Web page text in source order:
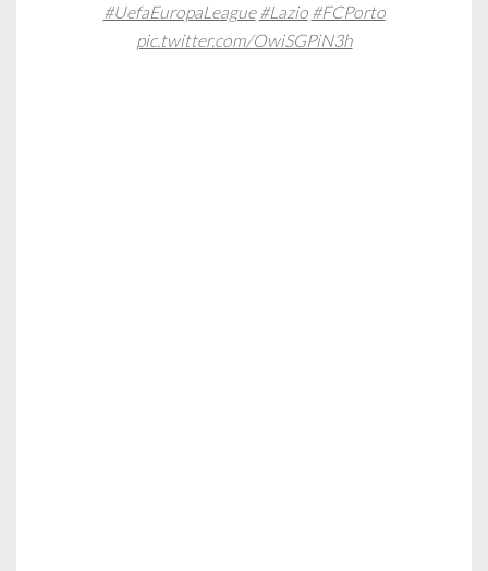
#UefaEuropaLeague #Lazio #FCPorto
pic.twitter.com/OwiSGPiN3h